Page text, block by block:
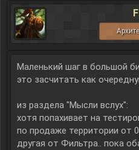
Маленький шаг в большой
это засчитать как
из раздела "Мысли вслух":
хотя попахивает на
по продаже территории от
другая от Фильтра.. пока